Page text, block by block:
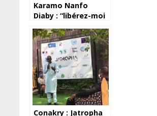
Karamo Nanfo
Diaby : “libérez-moi
chez moi”
Conakry : Jatropha